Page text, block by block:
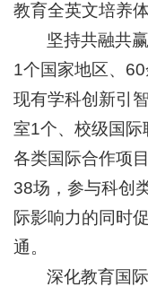
教育全英文培养体
坚持共融共
1个国家地区、60
现有学科创新引
室1个、校级国
各类国际合作项
38场，参与科创
际影响力的同时
通。
深化教育国